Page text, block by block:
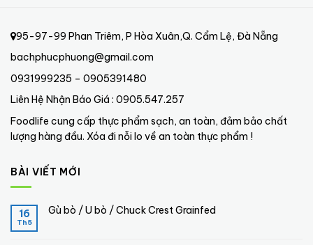
95-97-99 Phan Triêm, P Hòa Xuân,Q. Cẩm Lệ, Đà Nẵng
bachphucphuong@gmail.com
0931999235 – 0905391480
Liên Hệ Nhận Báo Giá : 0905.547.257
Foodlife cung cấp thực phẩm sạch, an toàn, đảm bảo chất
lượng hàng đầu. Xóa đi nỗi lo về an toàn thực phẩm !
BÀI VIẾT MỚI
16
Th5
Gù bò / U bò / Chuck Crest Grainfed